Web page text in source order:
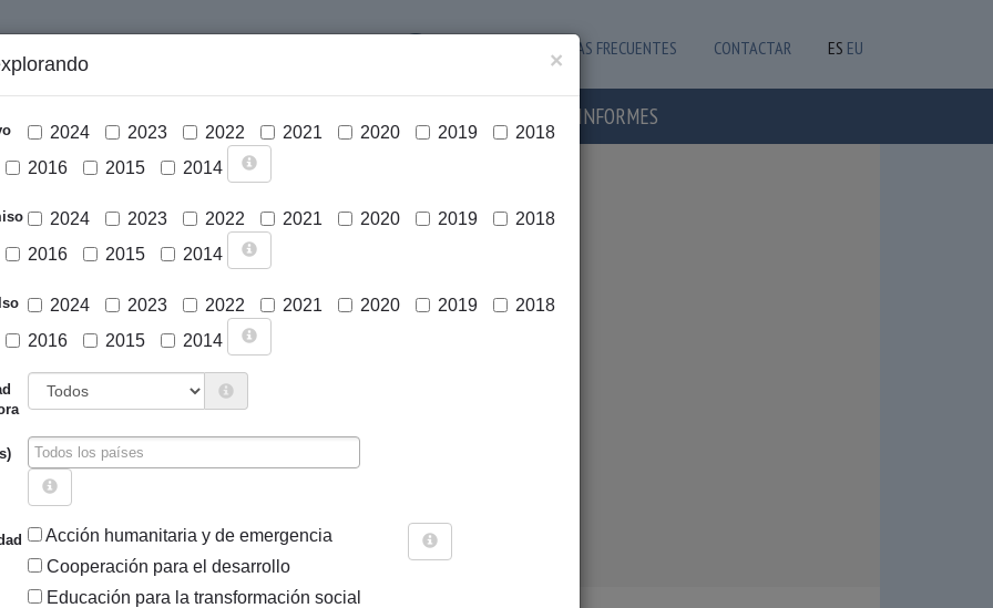
PREGUNTAS FRECUENTES CONTACTAR ES EU
NOTICIAS E INFORMES
×
2024 2023 2022 2021 2020 2019
2018
2016 2015 2014
2024 2023 2022 2021 2020 2019
2018
2016 2015 2014
2024 2023 2022 2021 2020 2019
2018
2016 2015 2014
Acción humanitaria y de emergencia
Cooperación para el desarrollo
Educación para la transformación social